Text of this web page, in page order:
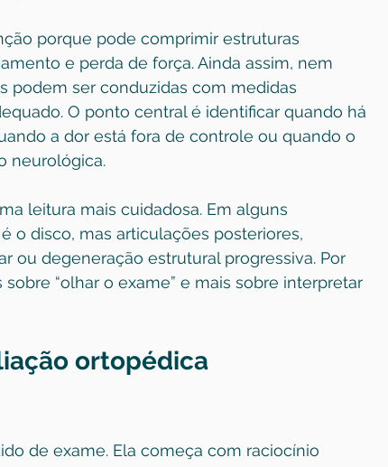
porque pode comprimir estruturas
e perda de força. Ainda assim, nem
podem ser conduzidas com medidas
O ponto central é identificar quando há
a dor está fora de controle ou quando o
neurológica.
leitura mais cuidadosa. Em alguns
o disco, mas articulações posteriores,
ou degeneração estrutural progressiva. Por
“olhar o exame” e mais sobre interpretar
ortopédica
de exame. Ela começa com raciocínio